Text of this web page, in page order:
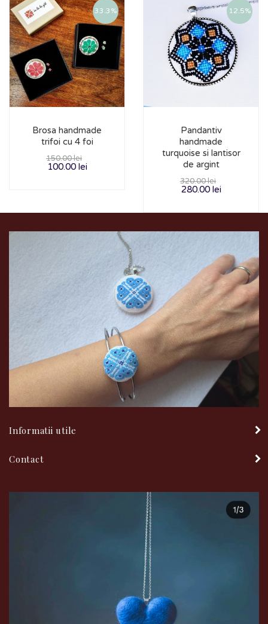
33.3%
Brosa handmade
trifoi cu 4 foi
150.00lei
100.00 lei
12.5%
Pandantiv
handmade
turquoise si lantisor
de argint
320.00lei
280.00 lei
Informatii utile
Contact